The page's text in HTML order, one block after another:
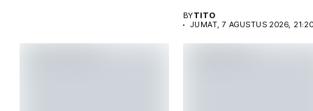
BYTITO
JUMAT, 7 AGUSTUS 2026,